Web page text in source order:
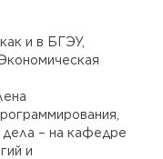
и в БГЭУ,
– на кафедре
и